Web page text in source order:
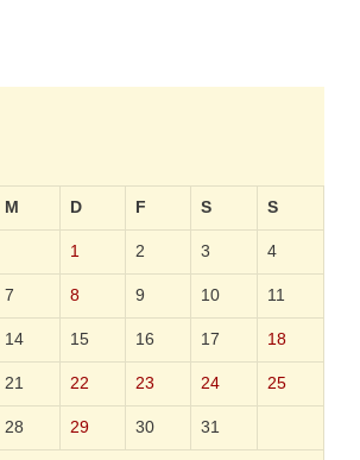
M D F S S
1 2 3 4
7 8 9 10 11
14 15 16 17 18
21 22 23 24 25
28 29 30 31